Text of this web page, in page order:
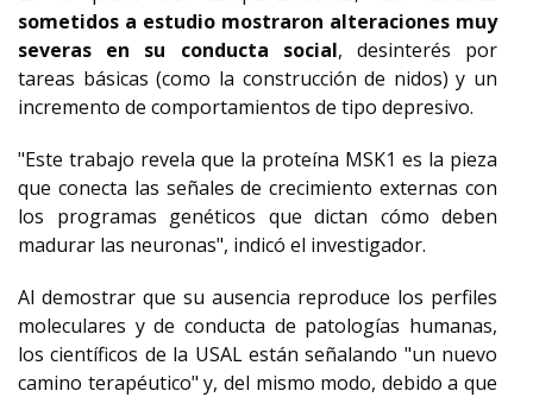
sometidos a estudio mostraron alteraciones muy
severas en su conducta social, desinterés por
tareas básicas (como la construcción de nidos) y un
incremento de comportamientos de tipo depresivo.
"Este trabajo revela que la proteína MSK1 es la pieza
que conecta las señales de crecimiento externas con
los programas genéticos que dictan cómo deben
madurar las neuronas", indicó el investigador.
Al demostrar que su ausencia reproduce los perfiles
moleculares y de conducta de patologías humanas,
los científicos de la USAL están señalando "un nuevo
camino terapéutico" y, del mismo modo, debido a que